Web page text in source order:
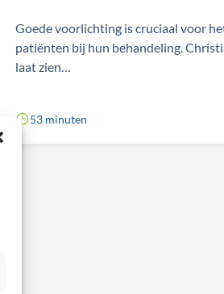
Goede voorlichting is cruciaal voor
patiënten bij hun behandeling.
laat zien…
53 minuten